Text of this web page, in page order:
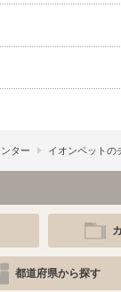
ター イオンペットの
都道府県から探す